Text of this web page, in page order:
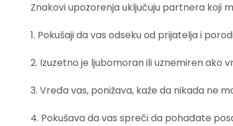
Znakovi upozorenja uključuju partnera koji
1. Pokušaji da vas odseku od prijatelja i
2. Izuzetno je ljubomoran ili uznemiren ako
3. Vređa vas, ponižava, kaže da nikada ne
4. Pokušava da vas spreči da pohađate